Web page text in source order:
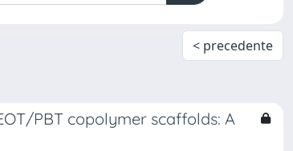
< precedente
PBT copolymer scaffolds: A